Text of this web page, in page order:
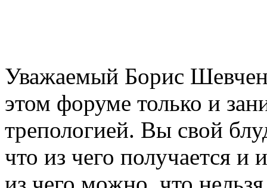
Уважаемый Борис
этом форуме только и
трепологией. Вы свой
что из чего получается и